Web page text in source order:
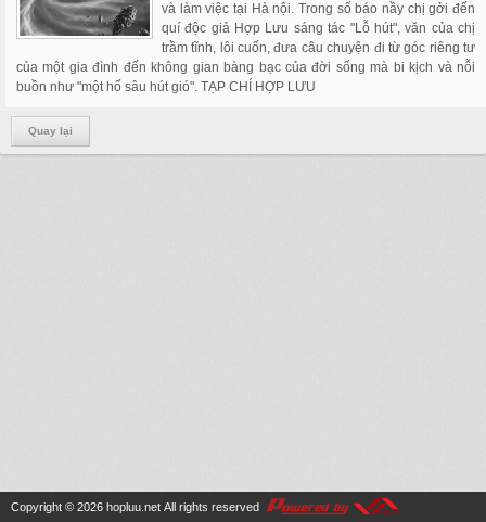
và làm việc tại Hà nội. Trong số báo nầy chị gởi đến
quí độc giả Hợp Lưu sáng tác "Lỗ hút", văn của chị
trầm tĩnh, lôi cuốn, đưa câu chuyện đi từ góc riêng tư
của một gia đình đến không gian bàng bạc của đời sống mà bi kịch và nỗi
buồn như "một hố sâu hút gió". TẠP CHÍ HỢP LƯU
Quay lại
Copyright © 2026 hopluu.net All rights reserved